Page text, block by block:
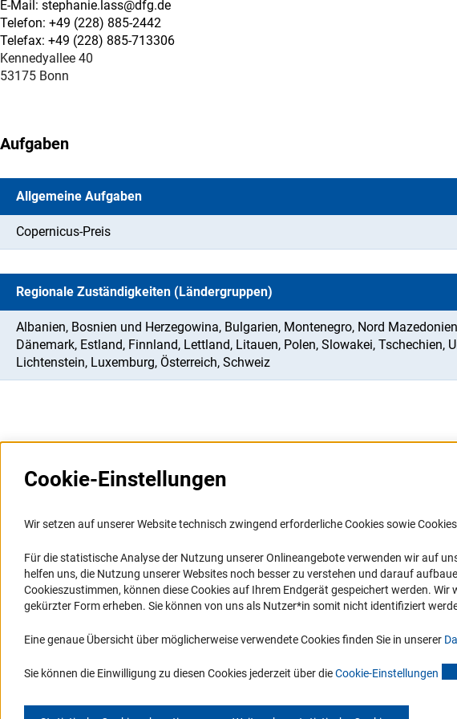
E-Mail: stephanie.lass@dfg.de
Telefon: +49 (228) 885-2442
Telefax: +49 (228) 885-713306
Kennedyallee 40
53175 Bonn
Aufgaben
Allgemeine Aufgaben
Copernicus-Preis
Regionale Zuständigkeiten (Ländergruppen)
Albanien, Bosnien und Herzegowina, Bulgarien, Montenegro, Nord
Dänemark, Estland, Finnland, Lettland, Litauen, Polen, Slowakei, Tschechien,
Lichtenstein, Luxemburg, Österreich, Schweiz
Informationssysteme
Portal Wissenschaftliche Integrität
GEPRIS
GEPRIS historisch
RIsources
FAQ
Karriere
Logo und Corporate Design
Vergabeverfahren
mit Behinderungen
Erklärung zur
Barriere melden
Cookie-Einstellungen
Wir setzen auf unserer Website technisch zwingend erforderliche Cookies sowie
Für die statistische Analyse der Nutzung unserer Onlineangebote verwenden wir auf
helfen uns, die Nutzung unserer Websites noch besser zu verstehen und darauf
Cookieszustimmen, können diese Cookies auf Ihrem Endgerät gespeichert werden.
gekürzter Form erheben. Sie können von uns als Nutzer*in somit nicht identifiziert
Eine genaue Übersicht über möglicherweise verwendete Cookies finden Sie in unserer
Sie können die Einwilligung zu diesen Cookies jederzeit über dieCookie-Einstellungen